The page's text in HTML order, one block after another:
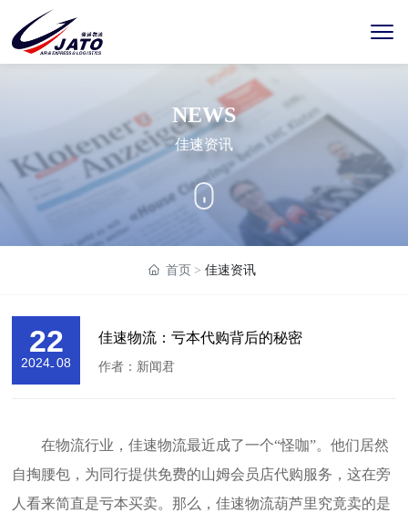
NEWS
佳速资讯
首页 佳速资讯
22
2024-08
佳速物流：亏本代购背后的秘密
作者：新闻君
在物流行业，佳速物流最近成了一个“怪咖”。他们居然
自掏腰包，为同行提供免费的山姆会员店代购服务，这在旁
人看来简直是亏本买卖。那么，佳速物流葫芦里究竟卖的是